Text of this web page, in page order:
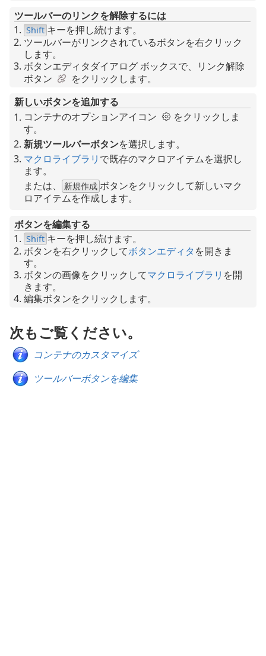
ツールバーのリンクを解除するには
Shift キーを押し続けます。
ツールバーがリンクされているボタンを右クリック
します。
ボタンエディタダイアログ ボックスで、リンク解除
ボタン
をクリックします。
新しいボタンを追加する
コンテナのオプションアイコン
をクリックしま
す。
新規ツールバーボタンを選択します。
マクロライブラリ で既存のマクロアイテムを選択し
ます。
または、
新規作成 ボタンをクリックして新しいマク
ロアイテムを作成します。
ボタンを編集する
Shift キーを押し続けます。
ボタンを右クリックしてボタンエディタ を開きま
す。
ボタンの画像をクリックしてマクロライブラリ を開
きます。
編集ボタンをクリックします。
次もご覧ください。
コンテナのカスタマイズ
ツールバーボタンを編集